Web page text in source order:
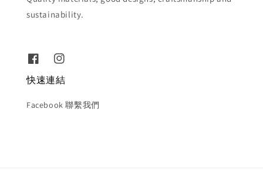
sustainability.
快速連結
Facebook 聯繫我們